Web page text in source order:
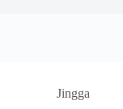
Jingga